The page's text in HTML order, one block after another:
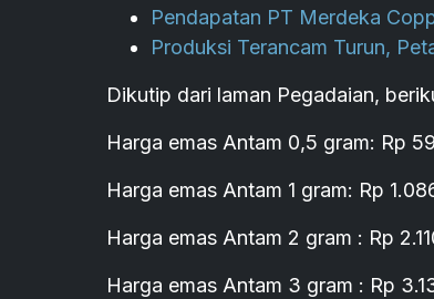
Pendapatan PT Merdeka
Produksi Terancam Turun,
Dikutip dari laman Pegadaian,
Harga emas Antam 0,5 gram: Rp
Harga emas Antam 1 gram: Rp
Harga emas Antam 2 gram : Rp
Harga emas Antam 3 gram : Rp